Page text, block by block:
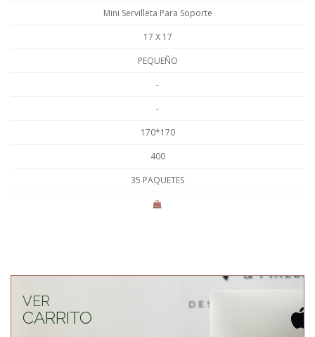
Mini Servilleta Para Soporte
17 X 17
PEQUEÑO
-
-
170*170
400
35 PAQUETES
VER
CARRITO